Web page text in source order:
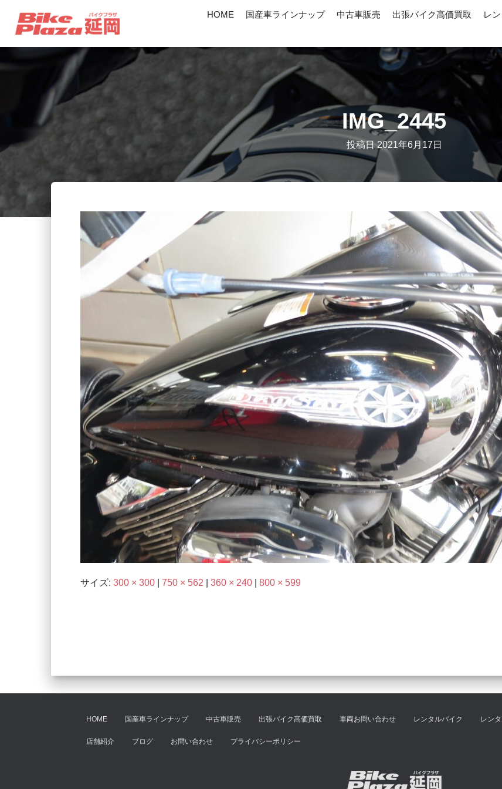
HOME 国産車ラインナップ 中古車販売 出張バイク高価買取 レ
IMG_2445
投稿日2021年6月17日
サイズ: 300 × 300 750 × 562 360 × 240 800 × 599
HOME 国産車ラインナップ 中古車販売 出張バイク高価買取 車両お問い合わせ レンタルバイク レン
店舗紹介 ブログ お問い合わせ プライバシーポリシー